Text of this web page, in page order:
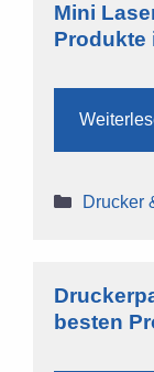
Mini
Produkte
Drucker
besten